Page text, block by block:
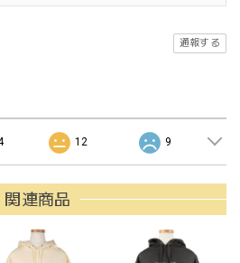
通報する
12 9
関連商品